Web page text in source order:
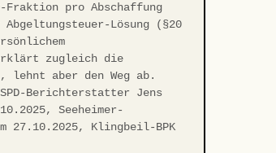
pro Abschaffung
Lösung (§20
zugleich die
lehnt aber den Weg ab.
Berichterstatter Jens
Seeheimer-
Klingbeil-BPK